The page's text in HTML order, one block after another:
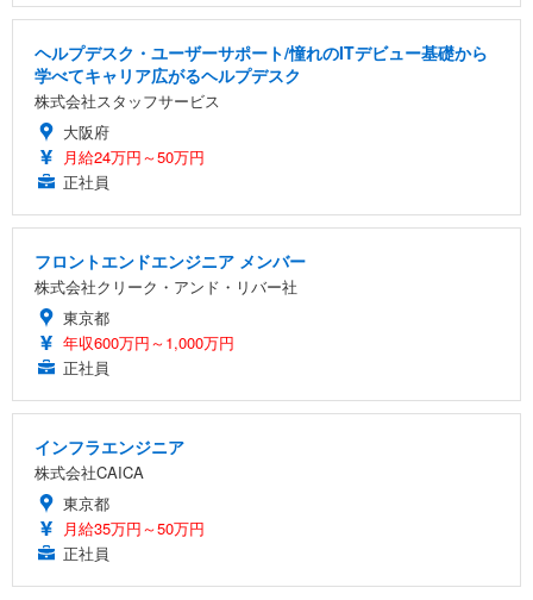
ヘルプデスク・ユーザーサポート/憧れのITデビュー基礎から
学べてキャリア広がるヘルプデスク
株式会社スタッフサービス
大阪府
月給24万円～50万円
正社員
フロントエンドエンジニア メンバー
株式会社クリーク・アンド・リバー社
東京都
年収600万円～1,000万円
正社員
インフラエンジニア
株式会社CAICA
東京都
月給35万円～50万円
正社員